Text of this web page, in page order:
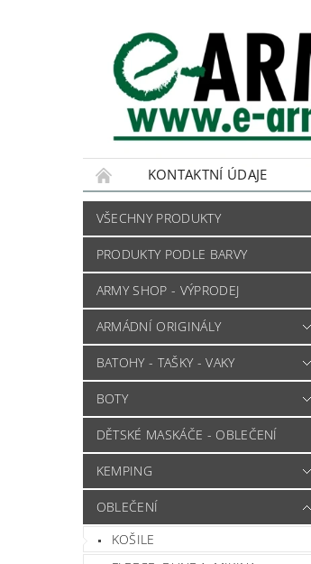
KONTAKTNÍ ÚDAJE
VŠECHNY PRODUKTY
PRODUKTY PODLE BARVY
ARMY SHOP - VÝPRODEJ
ARMÁDNÍ ORIGINÁLY
BATOHY - TAŠKY - VAKY
BOTY
DĚTSKÉ MASKÁČE - OBLEČENÍ
KEMPING
OBLEČENÍ
KOŠILE